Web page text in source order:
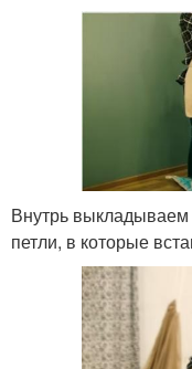
Внутрь
петли, в которые